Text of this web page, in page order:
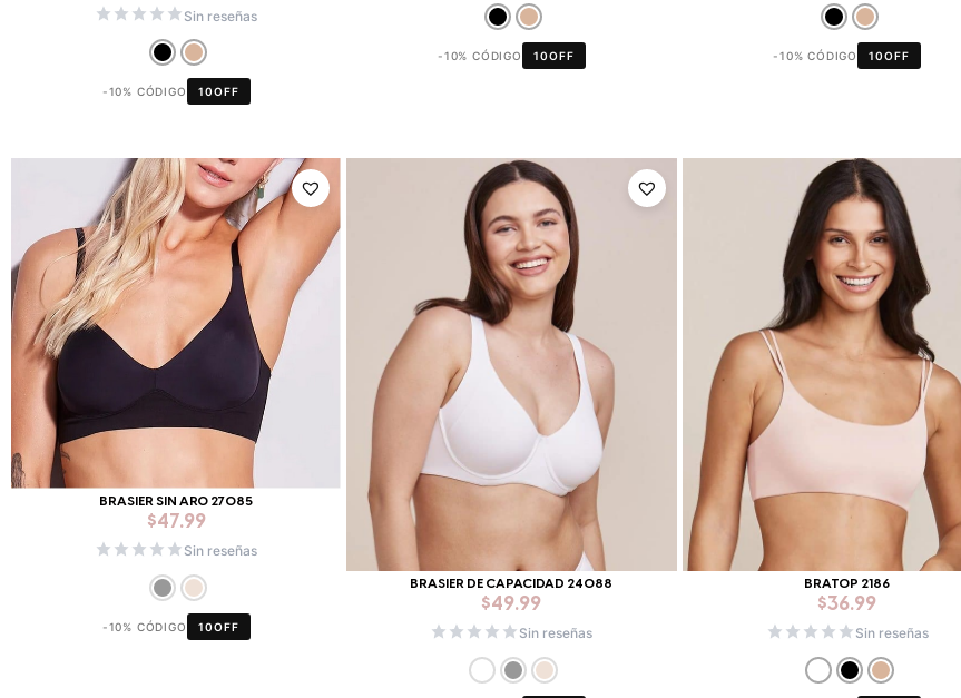
Sin reseñas
-10% CÓDIGO 10OFF
-10% CÓDIGO 10OFF -10% CÓDIGO 10OFF
BRASIER SIN ARO 27085
$47.99
Sin reseñas
-10% CÓDIGO 10OFF
BRASIER DE CAPACIDAD 24088
$49.99
Sin reseñas
BRATOP 2186
$36.99
Sin reseñas